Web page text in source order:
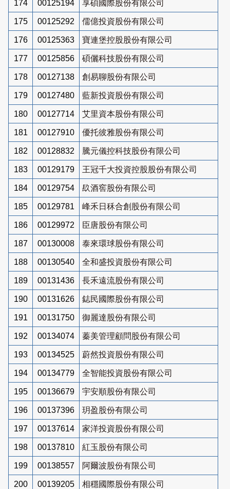
174 00125194 享碩國際股份有限公司
175 00125292 儒億投資股份有限公司
176 00125363 寶連堡控股股份有限公司
177 00125856 碩儷科技股份有限公司
178 00127138 創易聊股份有限公司
179 00127480 藍新投資股份有限公司
180 00127714 艾里資本股份有限公司
181 00127910 優托彼雅股份有限公司
182 00128832 騰元儀控科技股份有限公司
183 00129179 王冠千大投資控股股份有限公司
184 00129754 镹酒窖股份有限公司
185 00129781 峰禾日秝合創股份有限公司
186 00129972 臣唐股份有限公司
187 00130008 泰來環球股份有限公司
188 00130540 全和盛投資股份有限公司
189 00131436 長禾遠流股份有限公司
190 00131626 鋕民國際股份有限公司
191 00131750 御麗達股份有限公司
192 00134074 蓁美管理顧問股份有限公司
193 00134525 蔚然投資股份有限公司
194 00134779 全智能投資股份有限公司
195 00136679 宇安順股份有限公司
196 00137396 玥盈股份有限公司
197 00137614 家洋投資股份有限公司
198 00137810 紅玉股份有限公司
199 00138557 阿爾波股份有限公司
200 00139205
相穩國際股份有限公司